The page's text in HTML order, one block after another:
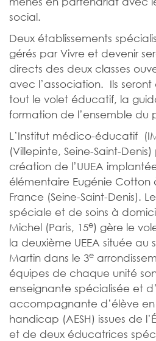
social.
Deux établissements
gérés par Vivre et devenir
directs des deux classes
avec l’association. Ils
tout le volet éducatif, la
formation de l’ensemble du
L’Institut médico-éducatif
(Villepinte, Seine-Saint-
création de l’UUEA
élémentaire Eugénie Cotton
France (Seine-Saint-Denis).
spéciale et de soins à
Michel (Paris, 15e) gère le
la deuxième UEEA située au
Martin dans le 3e
équipes de chaque unité
enseignante spécialisée et
accompagnante d’élève
handicap (AESH) issues de
et de deux éducatrices